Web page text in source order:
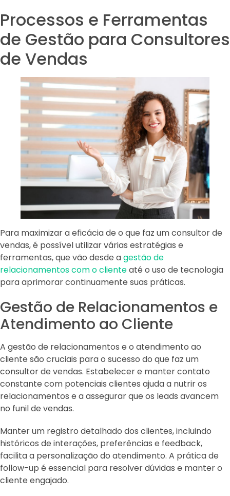
Processos e Ferramentas
de Gestão para Consultores
de Vendas
Para maximizar a eficácia de o que faz um consultor de
vendas, é possível utilizar várias estratégias e
ferramentas, que vão desde agestão de
relacionamentos com o clienteaté o uso de tecnologia
para aprimorar continuamente suas práticas.
Gestão de Relacionamentos e
Atendimento ao Cliente
A gestão de relacionamentos e o atendimento ao
cliente são cruciais para o sucesso do que faz um
consultor de vendas. Estabelecer e manter contato
constante com potenciais clientes ajuda a nutrir os
relacionamentos e a assegurar que os leads avancem
no funil de vendas.
Manter um registro detalhado dos clientes, incluindo
históricos de interações, preferências e feedback,
facilita a personalização do atendimento. A prática de
follow-up é essencial para resolver dúvidas e manter o
cliente engajado.